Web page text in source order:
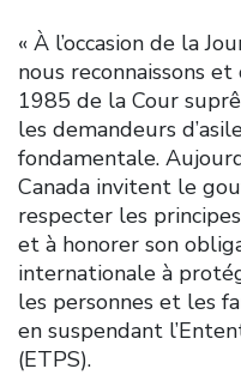
« À l’occasion de la
nous reconnaissons
1985 de la Cour
les demandeurs
fondamentale.
Canada invitent le
respecter les
et à honorer son
internationale à
les personnes et les
en suspendant
(ETPS).